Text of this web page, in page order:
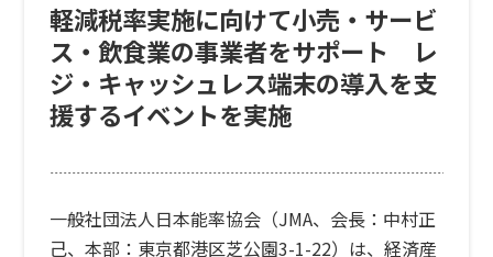
軽減税率実施に向けて小売・サービ
ス・飲食業の事業者をサポート レ
ジ・キャッシュレス端末の導入を支
援するイベントを実施
一般社団法人日本能率協会（JMA、会長：中村正
己、本部：東京都港区芝公園3-1-22）は、経済産